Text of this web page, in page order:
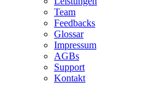
Team
Feedbacks
Glossar
Impressum
AGBs
Support
Kontakt